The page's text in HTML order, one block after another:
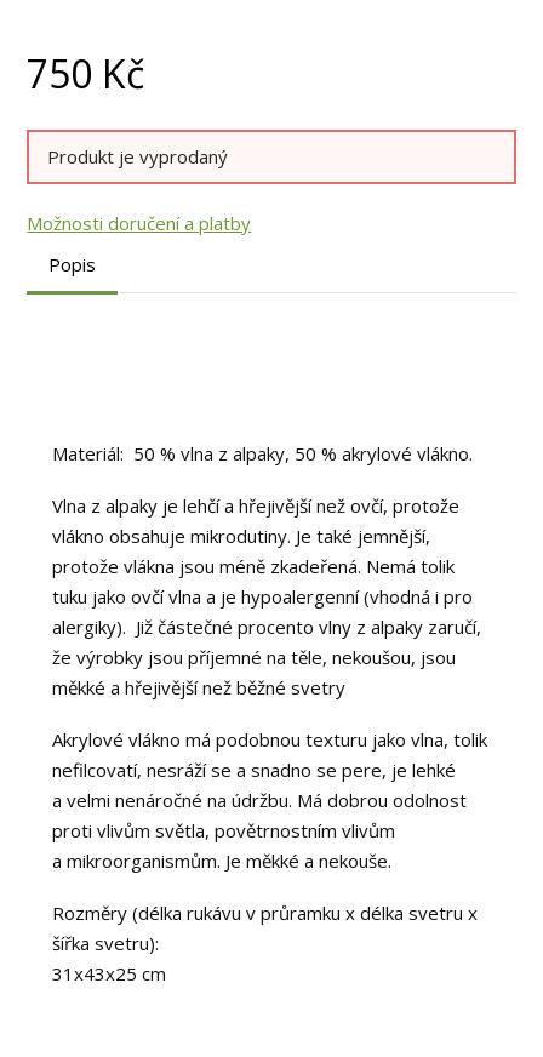
750 Kč
Produkt je vyprodaný
Možnosti doručení a platby
Popis
Materiál: 50 % vlna z alpaky, 50 % akrylové vlákno.
Vlna z alpaky je lehčí a hřejivější než ovčí, protože
vlákno obsahuje mikrodutiny. Je také jemnější,
protože vlákna jsou méně zkadeřená. Nemá tolik
tuku jako ovčí vlna a je hypoalergenní (vhodná i pro
alergiky). Již částečné procento vlny z alpaky zaručí,
že výrobky jsou příjemné na těle, nekoušou, jsou
měkké a hřejivější než běžné svetry
Akrylové vlákno má podobnou texturu jako vlna, tolik
nefilcovatí, nesráží se a snadno se pere, je lehké
a velmi nenáročné na údržbu. Má dobrou odolnost
proti vlivům světla, povětrnostním vlivům
a mikroorganismům. Je měkké a nekouše.
Rozměry (délka rukávu v průramku x délka svetru x
šířka svetru):
31x43x25 cm